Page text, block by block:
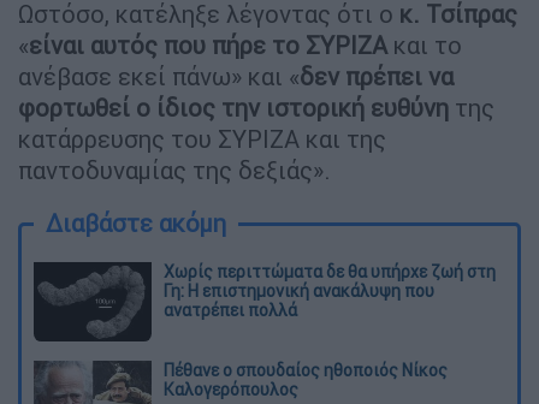
Ωστόσο, κατέληξε λέγοντας ότι ο κ. Τσίπρας
«είναι αυτός που πήρε το ΣΥΡΙΖΑ και το
ανέβασε εκεί πάνω» και «δεν πρέπει να
φορτωθεί ο ίδιος την ιστορική ευθύνη της
κατάρρευσης του ΣΥΡΙΖΑ και της
παντοδυναμίας της δεξιάς».
Διαβάστε ακόμη
Χωρίς περιττώματα δε θα υπήρχε ζωή στη
Γη: Η επιστημονική ανακάλυψη που
ανατρέπει πολλά
Πέθανε ο σπουδαίος ηθοποιός Νίκος
Καλογερόπουλος